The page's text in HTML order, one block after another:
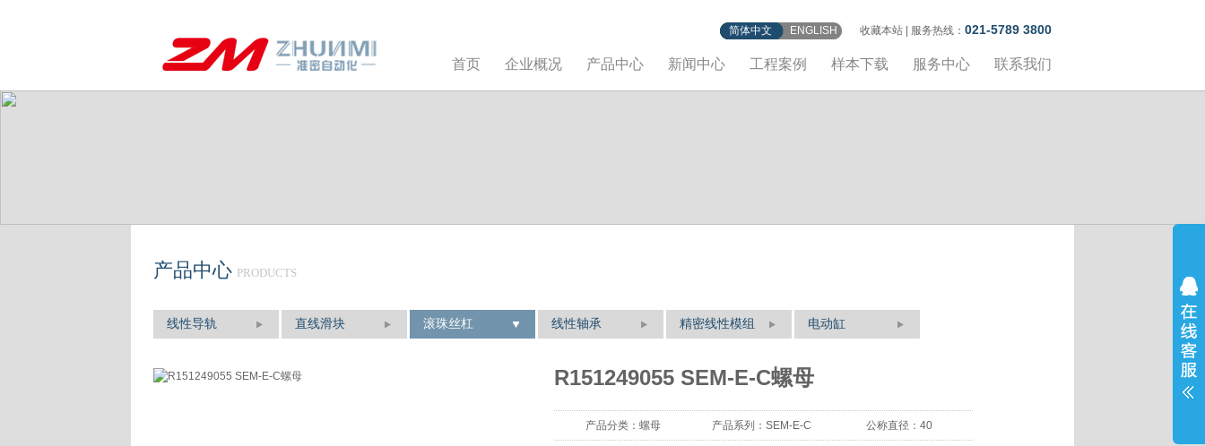
简体中文 ENGLISH 收藏本站 | 服务热线： 021-5789 3800
首页 企业概况 产品中心 新闻中心 工程案例 样本下载 服务中心 联系我们
产品中心 PRODUCTS
线性导轨 直线滑块 滚珠丝杠 线性轴承 精密线性模组 电动缸
R151249055 SEM-E-C螺母
产品分类：螺母 产品系列： SEM-E-C 公称直径：40